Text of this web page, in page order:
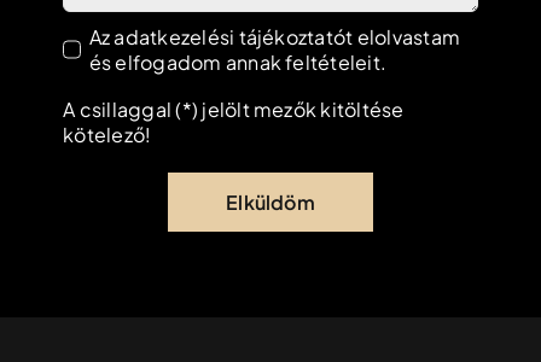
Az adatkezelési tájékoztatót elolvastam
és elfogadom annak feltételeit.
A csillaggal (*) jelölt mezők kitöltése
kötelező!
Elküldöm